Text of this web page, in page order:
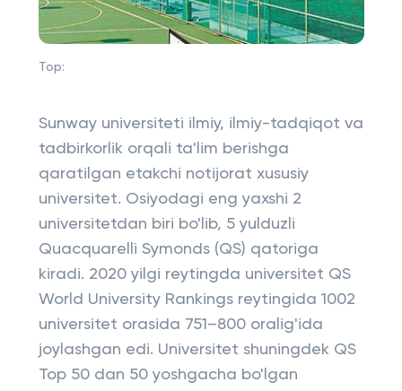
Top:
Sunway universiteti ilmiy, ilmiy-tadqiqot va
tadbirkorlik orqali ta'lim berishga
qaratilgan etakchi notijorat xususiy
universitet. Osiyodagi eng yaxshi 2
universitetdan biri bo'lib, 5 yulduzli
Quacquarelli Symonds (QS) qatoriga
kiradi. 2020 yilgi reytingda universitet QS
World University Rankings reytingida 1002
universitet orasida 751–800 oralig'ida
joylashgan edi. Universitet shuningdek QS
Top 50 dan 50 yoshgacha bo'lgan